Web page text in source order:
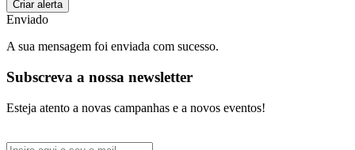
Enviado
A sua mensagem foi enviada com sucesso.
Subscreva a nossa newsletter
Esteja atento a novas campanhas e a novos eventos!